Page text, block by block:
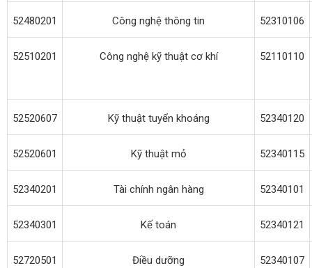
52480201 Công nghệ thông tin 52310106
52510201 Công nghệ kỹ thuật cơ khí 52110110
52520607 Kỹ thuật tuyển khoáng 52340120
52520601 Kỹ thuật mỏ 52340115
52340201 Tài chính ngân hàng 52340101
52340301 Kế toán 52340121
52720501 Điều dưỡng 52340107